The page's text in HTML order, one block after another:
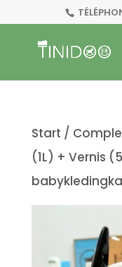
Start /
(1L) + Vernis